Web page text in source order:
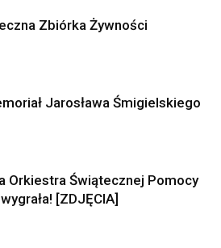
Zbiórka Żywności
Jarosława Śmigielskiego
Orkiestra Świątecznej Pomocy
[ZDJĘCIA]